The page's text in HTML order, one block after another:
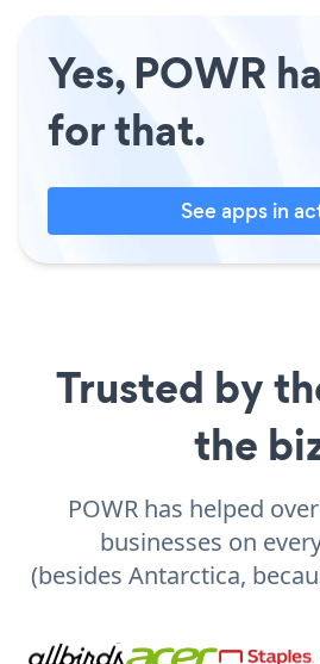
Yes, POWR
for that.
See apps in
Trusted by
the
POWR has helped
businesses on
(besides Antarctica,